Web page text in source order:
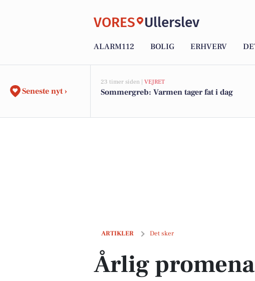
VORES Ullerslev
ALARM112 BOLIG ERHVERV
Seneste nyt ›
23 timer siden | VEJRET
Sommergreb: Varmen tager fat i dag
ARTIKLER Det sker
Årlig promenadekoncert i Ullerslev
Årlig